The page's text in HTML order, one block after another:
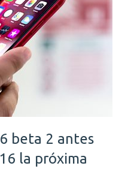
beta 2 antes
la próxima